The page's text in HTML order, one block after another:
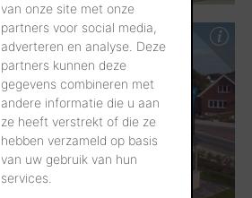
van onze site met onze
partners voor social media,
adverteren en analyse. Deze
partners kunnen deze
gegevens combineren met
andere informatie die u aan
ze heeft verstrekt of die ze
hebben verzameld op basis
van uw gebruik van hun
services.